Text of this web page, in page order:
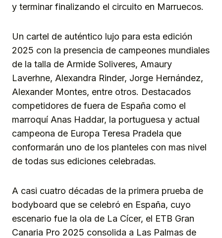
y terminar finalizando el circuito en Marruecos.
Un cartel de auténtico lujo para esta edición
2025 con la presencia de campeones mundiales
de la talla de Armide Soliveres, Amaury
Laverhne, Alexandra Rinder, Jorge Hernández,
Alexander Montes, entre otros. Destacados
competidores de fuera de España como el
marroquí Anas Haddar, la portuguesa y actual
campeona de Europa Teresa Pradela que
conformarán uno de los planteles con mas nivel
de todas sus ediciones celebradas.
A casi cuatro décadas de la primera prueba de
bodyboard que se celebró en España, cuyo
escenario fue la ola de La Cícer, el ETB Gran
Canaria Pro 2025 consolida a Las Palmas de